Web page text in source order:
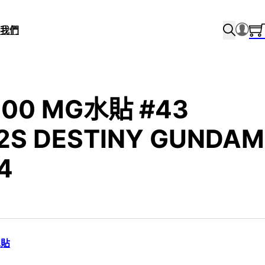
們
MG水貼 #43
DESTINY GUNDAM